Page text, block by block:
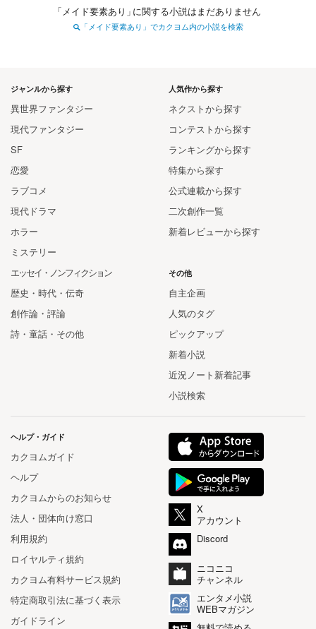
「メイド要素あり 」に関する小説はまだありません
「メイド要素あり」でカクヨム内の小説を検索
人気作から探す
ネクストから探す
コンテストから探す
ランキングから探す
特集から探す
公式連載から探す
二次創作一覧
新着レビューから探す
ジャンルから探す
異世界ファンタジー
現代ファンタジー
SF
恋愛
ラブコメ
現代ドラマ
ホラー
ミステリー
エッセイ・ノンフィクション
歴史・時代・伝奇
創作論・評論
詩・童話・その他
その他
自主企画
人気のタグ
ピックアップ
新着小説
近況ノート新着記事
小説検索
ヘルプ・ガイド
カクヨムガイド
ヘルプ
カクヨムからのお知らせ
法人・団体向け窓口
利用規約
ロイヤルティ規約
カクヨム有料サービス規約
特定商取引法に基づく表示
ガイドライン
X
アカウント
Discord
ニコニコ
チャンネル
エンタメ小説
WEBマガジン